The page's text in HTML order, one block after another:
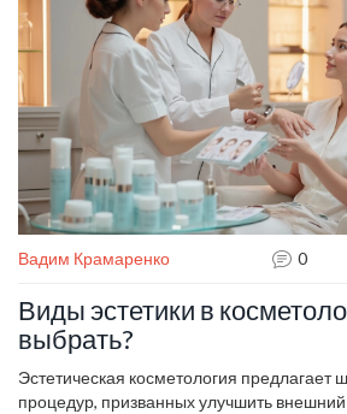
домашних условиях без должной
Вадим Крамаренко 0
Виды эстетики в
выбрать?
Эстетическая косметология предлагает
процедур, призванных улучшить